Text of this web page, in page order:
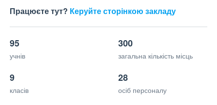
Працюєте тут? Керуйте сторінкою закладу
95
учнів
300
загальна кількість місць
9
класів
28
осіб персоналу